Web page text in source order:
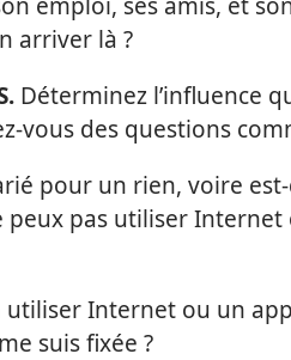
arriver là ?
Déterminez l’influence
​vous des questions
pour un rien, voire
peux pas utiliser
utiliser Internet ou un
suis fixée ?